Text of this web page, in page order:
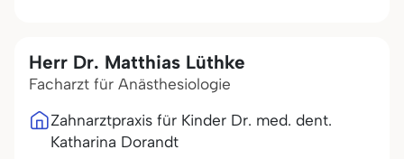
Herr Dr. Matthias Lüthke
Facharzt für Anästhesiologie
Zahnarztpraxis für Kinder Dr. med. dent.
Katharina Dorandt